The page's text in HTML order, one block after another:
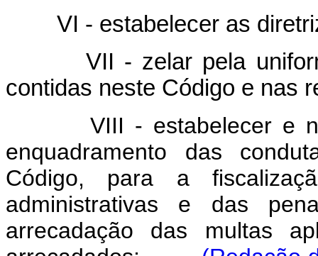
VI - estabelecer as
VII - zelar pela
contidas neste Código e nas
VIII - estabelecer e
enquadramento das
Código, para a
administrativas e das
arrecadação das multas